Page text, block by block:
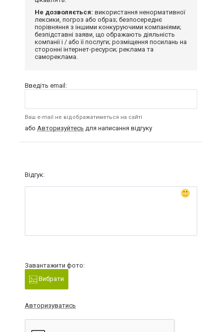
Не дозволяється: використання ненормативної
лексики, погроз або образ; безпосереднє
порівняння з іншими конкуруючими компаніями;
безпідставні заяви, що ображають діяльність
компанії і / або її послуги; розміщення посилань на
сторонні інтернет-ресурси; реклама та
самореклама.
Введіть email:
Ваш e-mail не відображатиметься на сайті
або Авторизуйтесь для написання відгуку
Відгук:
Завантажити фото:
Вибрати
Авторизуватись